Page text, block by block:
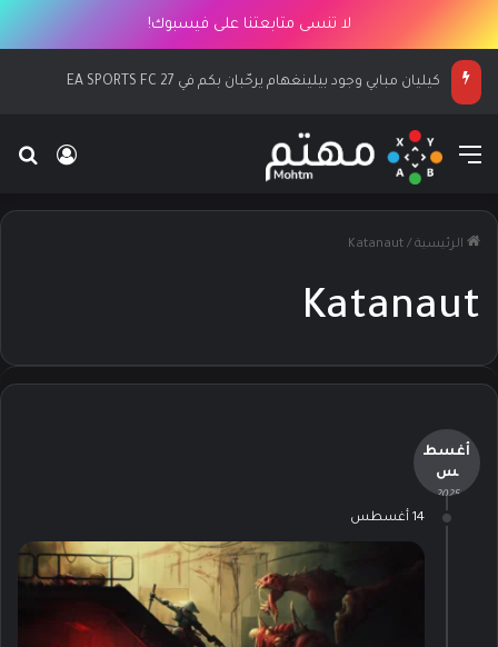
لا تنسى متابعتنا على فيسبوك!
كيليان مبابي وجود بيلينغهام يرحّبان بكم في EA SPORTS FC 27
القائمة
الرئيسية /
Katanaut
Katanaut
أغسط
س
- 2025 -
14 أغسطس